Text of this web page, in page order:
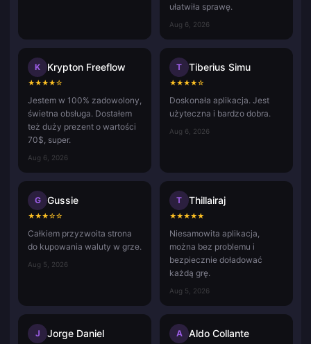
ułatwiła sprawę.
Aug 6, 2026
K Krypton Freeflow
★★★★☆
Jestem w 100% zadowolony,
świetna obsługa. Dostałem
też duży prezent o wartości
70$, super.
Aug 6, 2026
T Tiberius Simu
★★★★☆
Doskonała aplikacja. Jest
użyteczna i bardzo dobra.
Aug 6, 2026
G Gussie
★★★☆☆
Całkiem przyzwoita strona
do kupowania waluty w grze.
Aug 5, 2026
T Thillairaj
★★★★★
Niesamowita aplikacja,
można bez problemu i
bezpiecznie doładować
każdą grę.
Aug 5, 2026
J Jorge Daniel A Aldo Collante